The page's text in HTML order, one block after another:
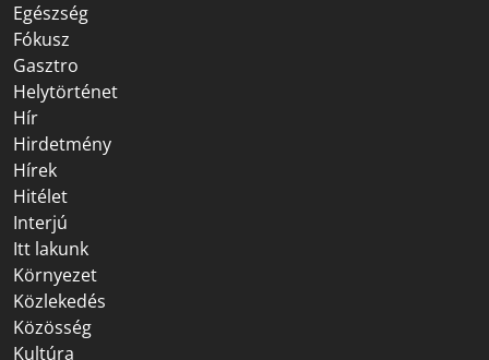
Egészség
Fókusz
Gasztro
Helytörténet
Hír
Hirdetmény
Hírek
Hitélet
Interjú
Itt lakunk
Környezet
Közlekedés
Közösség
Kultúra